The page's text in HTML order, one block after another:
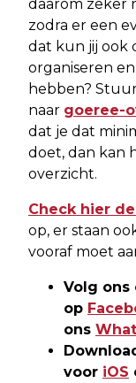
daarom zeker
zodra er een
dat kun jij ook
organiseren
hebben?
naar goeree-
dat je dat
doet, dan kan
overzicht.
Check hier
op, er staan
vooraf moet
Volg ons
op
ons
voor iOS